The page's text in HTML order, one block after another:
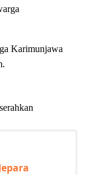
Karimunjawa